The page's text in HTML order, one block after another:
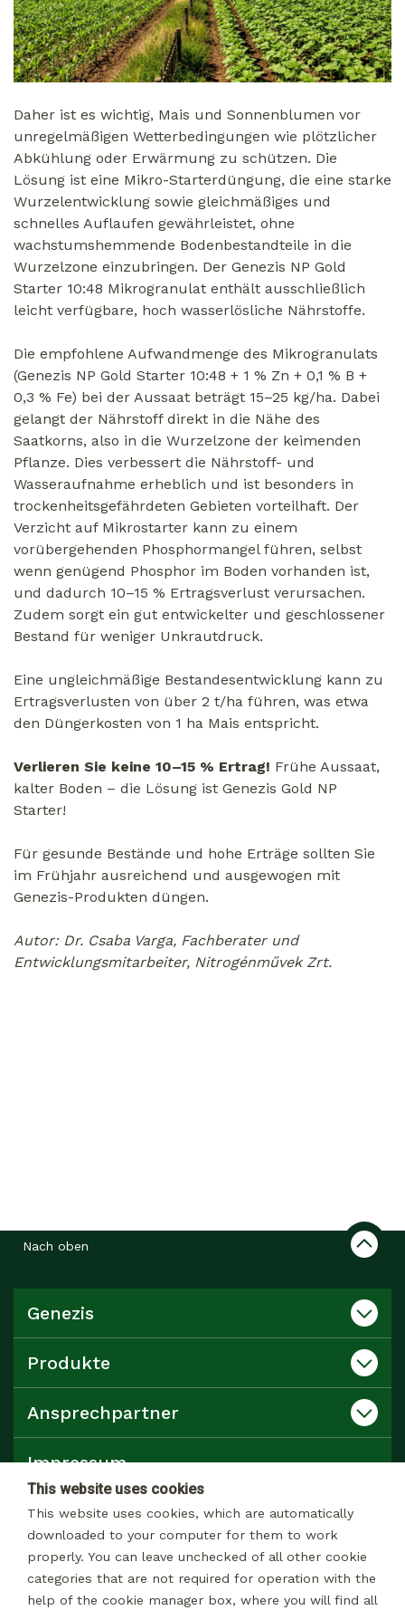
This website uses cookies
This website uses cookies, which are automatically
downloaded to your computer for them to work
properly. You can leave unchecked of all other cookie
categories that are not required for operation with the
help of the cookie manager box, where you will find all
Daher ist es wichtig, Mais und Sonnenblumen vor
unregelmäßigen Wetterbedingungen wie plötzlicher
Abkühlung oder Erwärmung zu schützen. Die
Lösung ist eine Mikro-Starterdüngung, die eine starke
Wurzelentwicklung sowie gleichmäßiges und
schnelles Auflaufen gewährleistet, ohne
wachstumshemmende Bodenbestandteile in die
Wurzelzone einzubringen. Der Genezis NP Gold
Starter 10:48 Mikrogranulat enthält ausschließlich
leicht verfügbare, hoch wasserlösliche Nährstoffe.
Die empfohlene Aufwandmenge des Mikrogranulats
(Genezis NP Gold Starter 10:48 + 1 % Zn + 0,1 % B +
0,3 % Fe) bei der Aussaat beträgt 15–25 kg/ha. Dabei
gelangt der Nährstoff direkt in die Nähe des
Saatkorns, also in die Wurzelzone der keimenden
Pflanze. Dies verbessert die Nährstoff- und
Wasseraufnahme erheblich und ist besonders in
trockenheitsgefährdeten Gebieten vorteilhaft. Der
Verzicht auf Mikrostarter kann zu einem
vorübergehenden Phosphormangel führen, selbst
wenn genügend Phosphor im Boden vorhanden ist,
und dadurch 10–15 % Ertragsverlust verursachen.
Zudem sorgt ein gut entwickelter und geschlossener
Bestand für weniger Unkrautdruck.
Eine ungleichmäßige Bestandesentwicklung kann zu
Ertragsverlusten von über 2 t/ha führen, was etwa
den Düngerkosten von 1 ha Mais entspricht.
Verlieren Sie keine 10–15 % Ertrag! Frühe Aussaat,
kalter Boden – die Lösung ist Genezis Gold NP
Starter!
Für gesunde Bestände und hohe Erträge sollten Sie
im Frühjahr ausreichend und ausgewogen mit
Genezis-Produkten düngen.
Autor: Dr. Csaba Varga, Fachberater und
Entwicklungsmitarbeiter, Nitrogénművek Zrt.
Nach oben
Genezis
Produkte
Ansprechpartner
Impressum
Datenschutz
Katalog